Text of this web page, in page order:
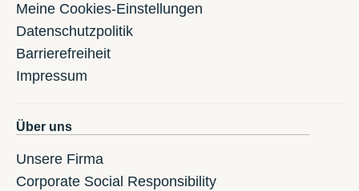
Meine Cookies-Einstellungen
Datenschutzpolitik
Barrierefreiheit
Impressum
Über uns
Unsere Firma
Corporate Social Responsibility